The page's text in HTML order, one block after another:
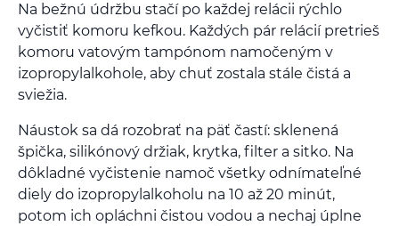
Na bežnú údržbu stačí po každej relácii rýchlo
vyčistiť komoru kefkou. Každých pár relácií pretrieš
komoru vatovým tampónom namočeným v
izopropylalkohole, aby chuť zostala stále čistá a
sviežia.
Náustok sa dá rozobrať na päť častí: sklenená
špička, silikónový držiak, krytka, filter a sitko. Na
dôkladné vyčistenie namoč všetky odnímateľné
diely do izopropylalkoholu na 10 až 20 minút,
potom ich opláchni čistou vodou a nechaj úplne